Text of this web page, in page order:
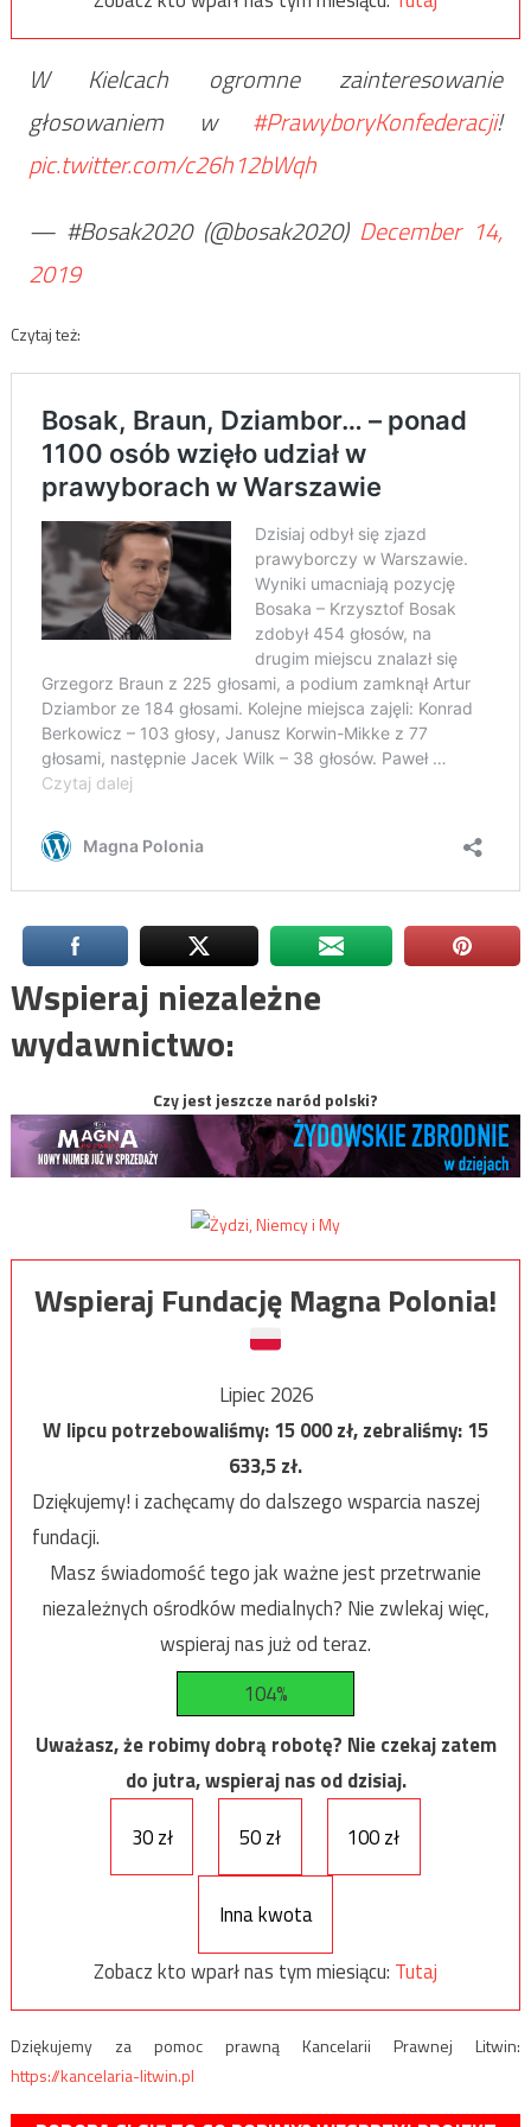
W Kielcach ogromne zainteresowanie
głosowaniem w #PrawyboryKonfederacji!
pic.twitter.com/c26h12bWqh
— #Bosak2020 (@bosak2020) December 14,
2019
Czytaj też:
Wspieraj niezależne
wydawnictwo:
Czy jest jeszcze naród polski?
Wspieraj Fundację Magna Polonia!
Lipiec 2026
W lipcu potrzebowaliśmy:15 000zł, zebraliśmy:15
633,5zł.
Dziękujemy! i zachęcamy do dalszego wsparcia naszej
fundacji.
Masz świadomość tego jak ważne jest przetrwanie
niezależnych ośrodków medialnych? Nie zwlekaj więc,
wspieraj nas już od teraz.
104%
Uważasz, że robimy dobrą robotę? Nie czekaj zatem
do jutra, wspieraj nas od dzisiaj.
30 zł
50 zł 100 zł
Inna kwota
Zobacz kto wparł nas tym miesiącu: Tutaj
Dziękujemy za pomoc prawną Kancelarii Prawnej Litwin:
https://kancelaria-litwin.pl